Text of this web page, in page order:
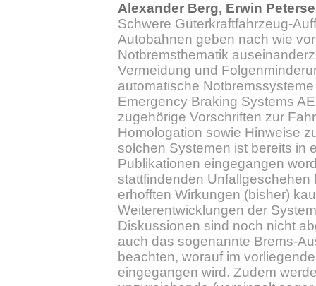
Alexander Berg, Erwin
Schwere Güterkraftfahrzeug-
Autobahnen geben nach wie
Notbremsthematik
Vermeidung und
automatische
Emergency Braking Systems
zugehörige Vorschriften zur
Homologation sowie Hinweise
solchen Systemen ist bereits in
Publikationen eingegangen
stattfindenden Unfallgeschehen
erhofften Wirkungen (bisher)
Weiterentwicklungen der
Diskussionen sind noch nicht
auch das sogenannte Brems-
beachten, worauf im
eingegangen wird. Zudem